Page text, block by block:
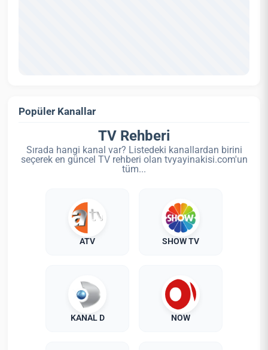
Popüler Kanallar
TV Rehberi
Sırada hangi kanal var? Listedeki kanallardan birini
seçerek en güncel TV rehberi olan tvyayinakisi.com'un
tüm...
ATV SHOW TV
KANAL D NOW